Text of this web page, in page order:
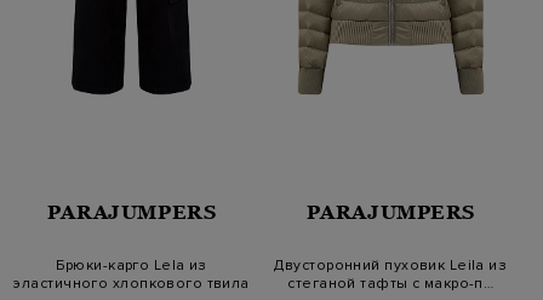
PARAJUMPERS
Брюки-карго Lela из
эластичного хлопкового твила
PARAJUMPERS
Двусторонний пуховик Leila из
стеганой тафты с макро-п…